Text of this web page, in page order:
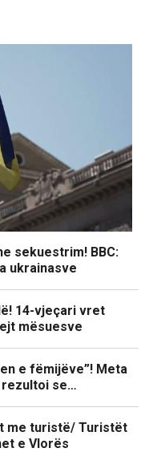
sekuestrim! BBC:
ukrainasve
14-vjeçari vret
mësuesve
e fëmijëve”! Meta
rezultoi se…
me turistë/ Turistët
e Vlorës